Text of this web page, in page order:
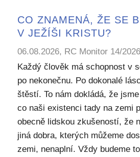
CO ZNAMENÁ, ŽE SE
V JEŽÍŠI KRISTU?
06.08.2026, RC Monitor 14/2026
Každý člověk má schopnost v
po nekonečnu. Po dokonalé
štěstí. To nám dokládá, že
co naši existenci tady na zemi
obecně lidskou zkušeností, že
jiná dobra, kterých můžeme
zemi, nenaplní. Vždy budeme